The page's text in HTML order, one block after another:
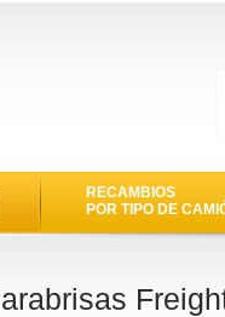
RECAMBIOS
POR TIPO DE